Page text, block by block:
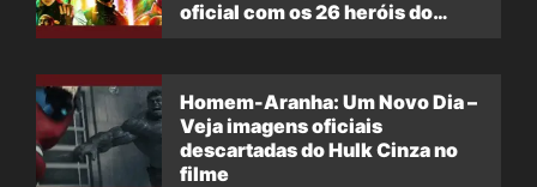
oficial com os 26 heróis do
Homem-Aranha: Um Novo Dia –
Veja imagens oficiais
descartadas do Hulk Cinza no
filme